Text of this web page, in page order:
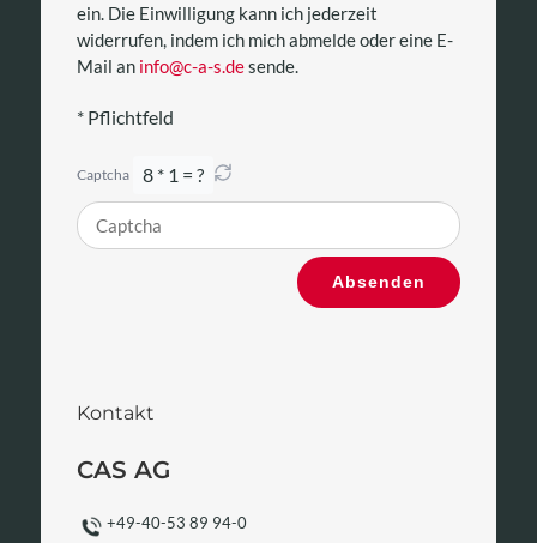
ein. Die Einwilligung kann ich jederzeit
widerrufen, indem ich mich abmelde oder eine E-
Mail an info@c-a-s.desende.
* Pflichtfeld
Captcha 8 * 1 = ?
angezeigten
ein,
zu
Absenden
Kontakt
CAS AG
+49-40-53 89 94-0